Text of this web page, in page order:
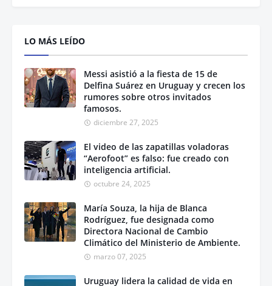
LO MÁS LEÍDO
Messi asistió a la fiesta de 15 de
Delfina Suárez en Uruguay y crecen los
rumores sobre otros invitados
famosos.
diciembre 27, 2025
El video de las zapatillas voladoras
“Aerofoot” es falso: fue creado con
inteligencia artificial.
octubre 24, 2025
María Souza, la hija de Blanca
Rodríguez, fue designada como
Directora Nacional de Cambio
Climático del Ministerio de Ambiente.
marzo 07, 2025
Uruguay lidera la calidad de vida en